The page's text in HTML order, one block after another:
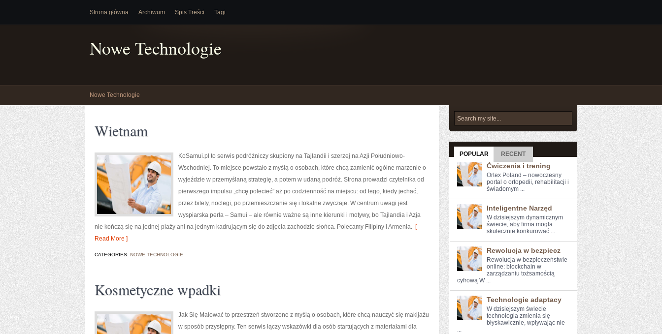
Strona główna Archiwum Spis Treści Tagi
Nowe Technologie
Nowe Technologie
Wietnam
KoSamui.pl to serwis podróżniczy skupiony na Tajlandii i szerzej na Azji Południowo-
Wschodniej. To miejsce powstało z myślą o osobach, które chcą zamienić ogólne marzenie o
wyjeździe w przemyślaną strategię, a potem w udaną podróż. Strona prowadzi czytelnika od
pierwszego impulsu „chcę polecieć” aż po codzienność na miejscu: od tego, kiedy jechać,
przez bilety, noclegi, po przemieszczanie się i lokalne zwyczaje. W centrum uwagi jest
wyspiarska perła – Samui – ale równie ważne są inne kierunki i motywy, bo Tajlandia i Azja
nie kończą się na jednej plaży ani na jednym kadrującym się do zdjęcia zachodzie słońca. Polecamy Filipiny i Armenia. [
Read More ]
CATEGORIES: NOWE TECHNOLOGIE
Kosmetyczne wpadki
Jak Się Malować to przestrzeń stworzone z myślą o osobach, które chcą nauczyć się makijażu
w sposób przystępny. Ten serwis łączy wskazówki dla osób startujących z materiałami dla
POPULAR RECENT
Ćwiczenia i trening
Ortex Poland – nowoczesny
portal o ortopedii, rehabilitacji i
świadomym ...
Inteligentne Narzęd
W dzisiejszym dynamicznym⁤
świecie, aby⁤ firma mogła
skutecznie konkurować‍ ...
Rewolucja w bezpiecz
Rewolucja w ⁣bezpieczeństwie ​
online: blockchain w
zarządzaniu ‍tożsamością
cyfrową W ...
Technologie adaptacy
W dzisiejszym świecie
technologia ‍zmienia się
błyskawicznie, wpływając nie
...